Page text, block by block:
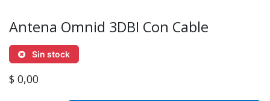
Antena Omnid 3DBI Con Cable
Sin stock
$ 0,00